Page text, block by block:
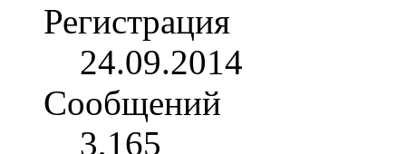
Регистрация
24.09.2014
Сообщений
3,165